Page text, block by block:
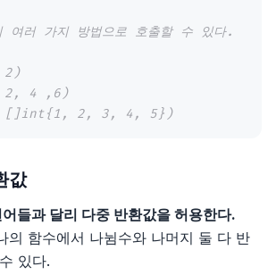
반 아키텍처 스타일
아키텍처 스타일
이션 기반 서비스 지향 아키텍처 스타
서비스 아키텍처 스타일
키텍처 스타일 선정
결정
집
기
로젝트
회사 찾기
러 가지 방법으로 호출할 수 있다.
2)
2, 4 ,6)
[]int{1, 2, 3, 4, 5})
값
들과 달리 다중 반환값을 허용한다.
의 함수에서 나뉨수와 나머지 둘 다 반
있다.